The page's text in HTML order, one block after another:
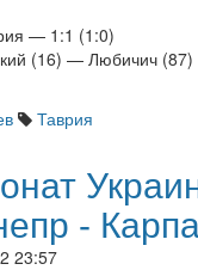
— 1:1 (1:0)
(16) — Любичич (87)
Таврия
-
23:57